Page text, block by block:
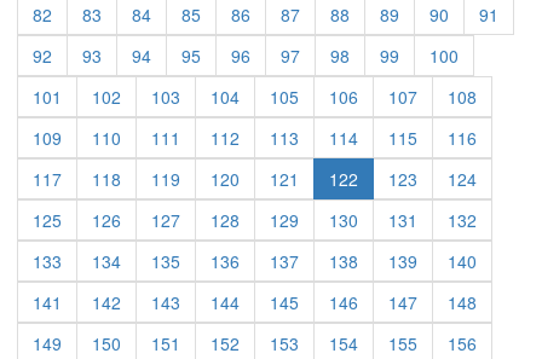
82
83 84 85 86 87 88 89 90
91
92
93 94 95 96 97 98 99
100
101
102 103 104 105 106 107
108
109
110 111 112 113 114 115
116
117
118 119 120 121 122 123
124
125
126 127 128 129 130 131
132
133
134 135 136 137 138 139
140
141
142 143 144 145 146 147
148
149
150 151 152 153 154 155 156